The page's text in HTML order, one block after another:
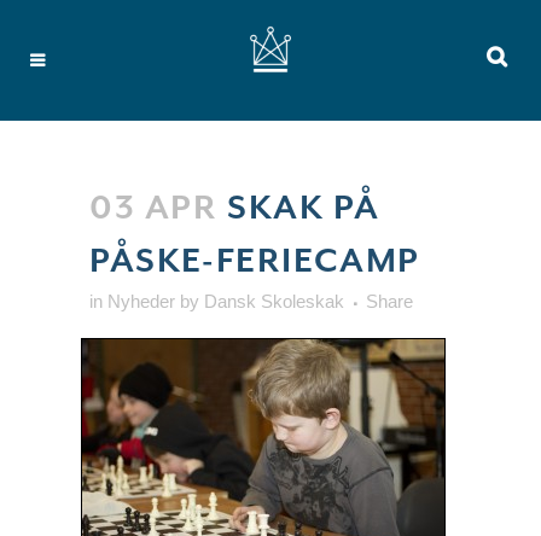
03 APR SKAK PÅ
PÅSKE-FERIECAMP
in Nyheder by Dansk Skoleskak Share